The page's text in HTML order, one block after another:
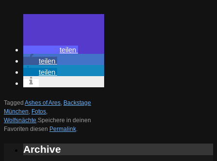
teilen
teilen
teilen
Tagged Ashes of Ares Backstage
München Fotos
Wolfsnächte Speichere in deinen
Favoriten diesen Permalink
Archive